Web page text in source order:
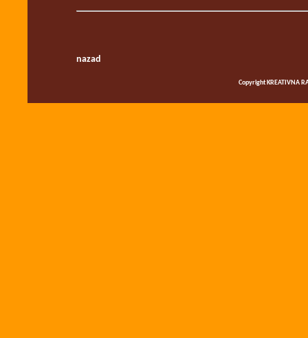
nazad
Copyright KREATIVNA